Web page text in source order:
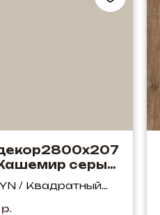
серый
/ Квадратный
р.